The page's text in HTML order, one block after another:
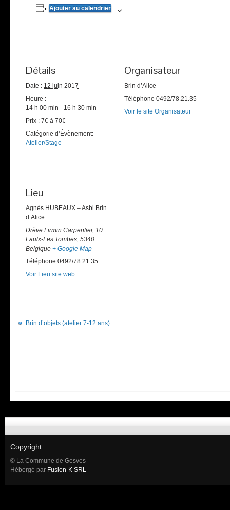
Ajouter au calendrier
Détails
Date : 12 juin 2017
Heure :
14 h 00 min - 16 h 30 min
Prix : 7€ à 70€
Catégorie d’Évènement:
Atelier/Stage
Organisateur
Brin d’Alice
Téléphone 0492/78.21.35
Voir le site Organisateur
Lieu
Agnès HUBEAUX – Asbl Brin
d’Alice
Drève Firmin Carpentier, 10
Faulx-Les Tombes, 5340
Belgique + Google Map
Téléphone 0492/78.21.35
Voir Lieu site web
Brin d’objets (atelier 7-12 ans)
Copyright
© La Commune de Gesves
Hébergé par Fusion-K SRL